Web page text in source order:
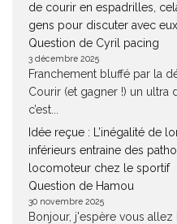
de courir en espadrilles,
gens pour discuter avec
Question de Cyril pacing
3 décembre 2025
Franchement bluffé par la
Courir (et gagner !) un ultra
c’est...
Idée reçue : L’inégalité de
inférieurs entraine des
locomoteur chez le sportif
Question de Hamou
30 novembre 2025
Bonjour, j'espère vous